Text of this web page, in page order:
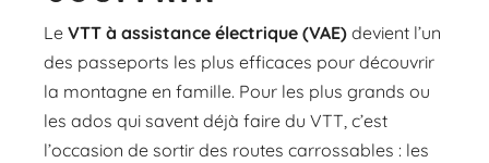
LeVTT à assistance électrique (VAE) devient l’un
des passeports les plus efficaces pour découvrir
la montagne en famille. Pour les plus grands ou
les ados qui savent déjà faire du VTT, c’est
l’occasion de sortir des routes carrossables : les